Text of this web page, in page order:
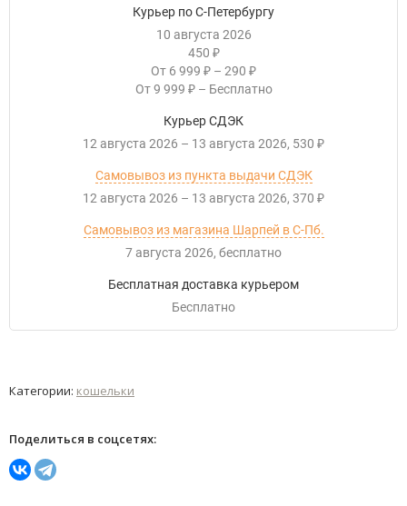
Курьер по С-Петербургу
10 августа 2026
450 ₽
От 6 999 ₽ – 290 ₽
От 9 999 ₽ – Бесплатно
Курьер СДЭК
12 августа 2026 – 13 августа 2026 530 ₽
Самовывоз из пункта выдачи СДЭК
12 августа 2026 – 13 августа 2026 370 ₽
Самовывоз из магазина Шарпей в С-Пб.
7 августа 2026
Бесплатно
Бесплатная доставка курьером
Бесплатно
Категории: кошельки
Поделиться в соцсетях: